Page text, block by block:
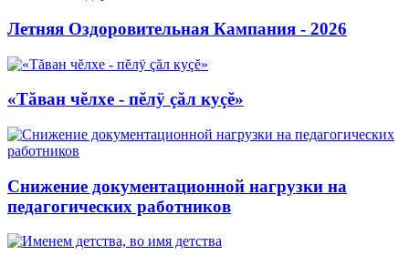
Летняя Оздоровительная Кампания - 2026
«Тăван чĕлхе - пĕлÿ çăл куçĕ»
Снижение документационной нагрузки на
педагогических работников